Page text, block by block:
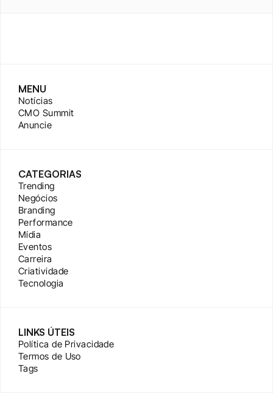
MENU
Notícias
CMO Summit
Anuncie
CATEGORIAS
Trending
Negócios
Branding
Performance
Mídia
Eventos
Carreira
Criatividade
Tecnologia
LINKS ÚTEIS
Política de Privacidade
Termos de Uso
Tags